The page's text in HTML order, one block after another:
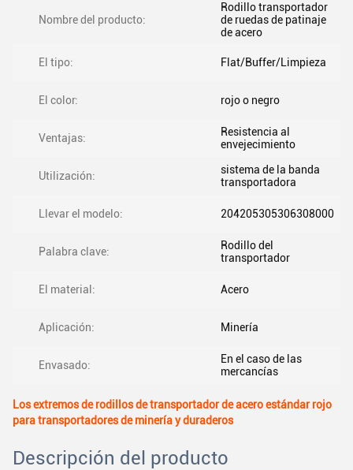
Nombre del producto:
Rodillo transportador
de ruedas de patinaje
de acero
El tipo: Flat/Buffer/Limpieza
El color: rojo o negro
Ventajas:
Resistencia al
envejecimiento
Utilización:
sistema de la banda
transportadora
Llevar el modelo: 204205305306308000
Palabra clave:
Rodillo del
transportador
El material: Acero
Aplicación: Minería
Envasado:
En el caso de las
mercancías
Los extremos de rodillos de transportador de acero estándar rojo
para transportadores de minería y duraderos
Descripción del producto